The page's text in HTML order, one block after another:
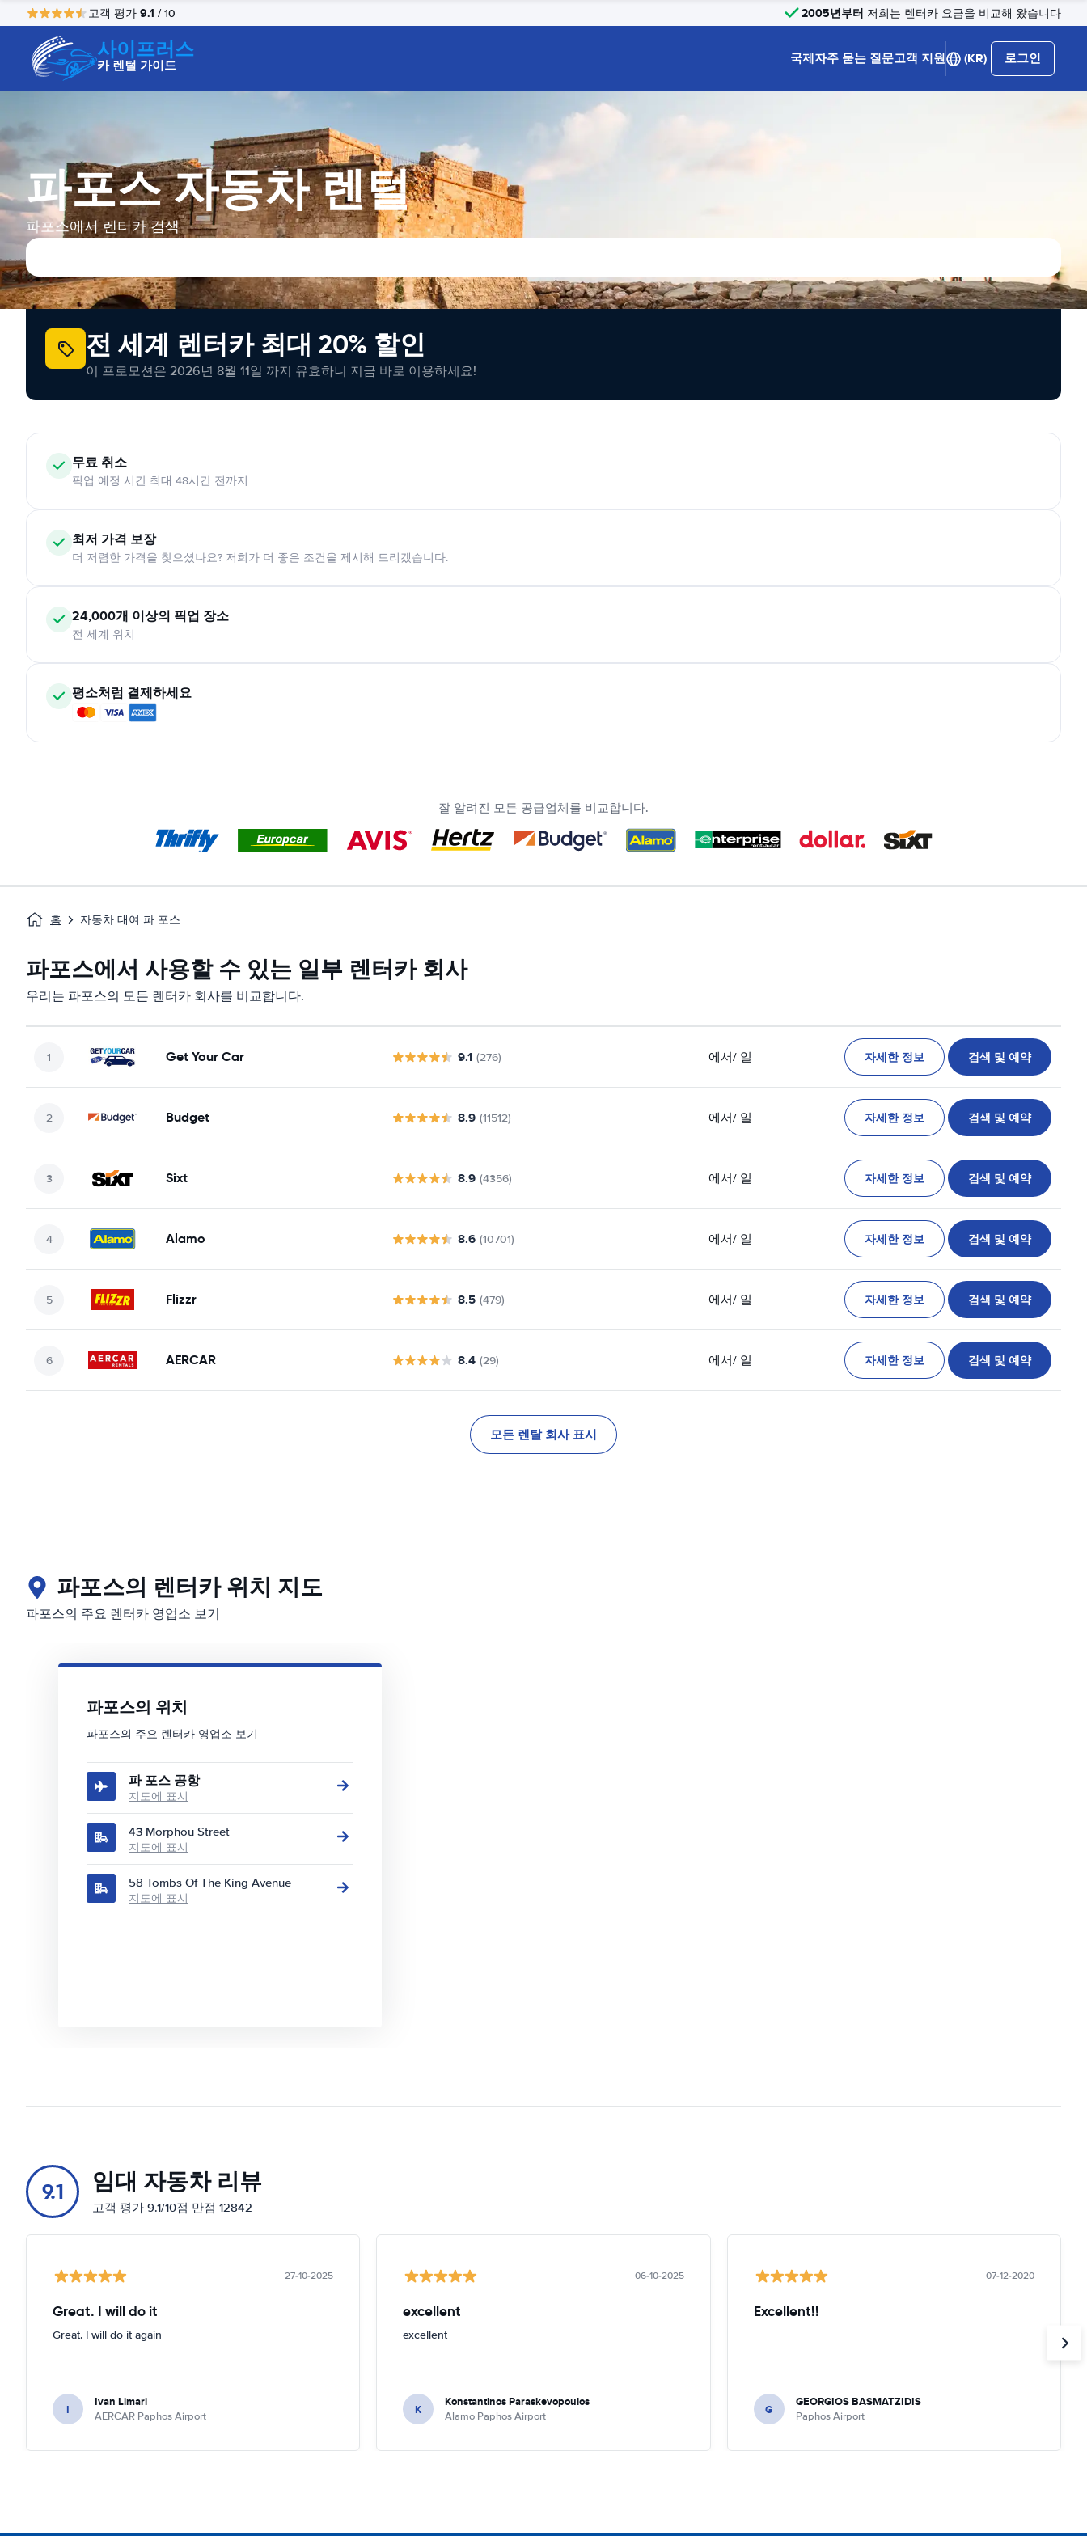
고객 평가 9.1 / 10 2005년부터 저희는 렌터카 요금을 비교해 왔습니다
사이프러스
카 렌털 가이드 국제자주 묻는 질문고객 지원 (KR) 로그인
파포스 자동차 렌털
파포스에서 렌터카 검색
전 세계 렌터카 최대 20% 할인
이 프로모션은 2026년 8월 11일 까지 유효하니 지금 바로 이용하세요!
무료 취소
픽업 예정 시간 최대 48시간 전까지
최저 가격 보장
더 저렴한 가격을 찾으셨나요? 저희가 더 좋은 조건을 제시해 드리겠습니다.
24,000개 이상의 픽업 장소
전 세계 위치
평소처럼 결제하세요
잘 알려진 모든 공급업체를 비교합니다.
홈 자동차 대여 파 포스
파포스에서 사용할 수 있는 일부 렌터카 회사
우리는 파포스의 모든 렌터카 회사를 비교합니다.
Get Your Car 9.1 (276) 에서/ 일 자세한 정보 검색 및 예약
Budget 8.9 (11512) 에서/ 일 자세한 정보 검색 및 예약
Sixt 8.9 (4356) 에서/ 일 자세한 정보 검색 및 예약
Alamo 8.6 (10701) 에서/ 일 자세한 정보 검색 및 예약
Flizzr 8.5 (479) 에서/ 일 자세한 정보 검색 및 예약
AERCAR 8.4 (29) 에서/ 일 자세한 정보 검색 및 예약
모든 렌탈 회사 표시
파포스의 렌터카 위치 지도
파포스의 주요 렌터카 영업소 보기
파포스의 위치
파포스의 주요 렌터카 영업소 보기
파 포스 공항
지도에 표시
43 Morphou Street
지도에 표시
58 Tombs Of The King Avenue
지도에 표시
9.1 임대 자동차 리뷰
고객 평가 9.1/10점 만점 12842
27-10-2025
Great. I will do it
Great. I will do it again
I Ivan Limari
AERCAR Paphos Airport
06-10-2025
excellent
excellent
K Konstantinos Paraskevopoulos
Alamo Paphos Airport
07-12-2020
Excellent!!
G GEORGIOS BASMATZIDIS
Paphos Airport